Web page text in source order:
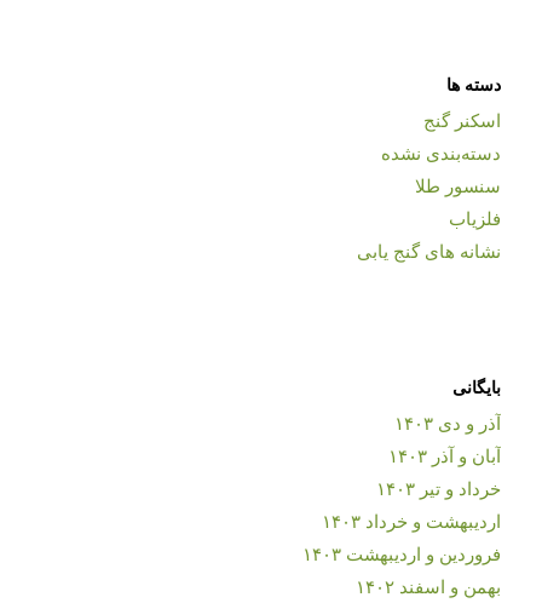
دسته ها
اسکنر گنج
دسته‌بندی نشده
سنسور طلا
فلزیاب
نشانه های گنج یابی
بایگانی
آذر و دی ۱۴۰۳
آبان و آذر ۱۴۰۳
خرداد و تیر ۱۴۰۳
اردیبهشت و خرداد ۱۴۰۳
فروردین و اردیبهشت ۱۴۰۳
بهمن و اسفند ۱۴۰۲